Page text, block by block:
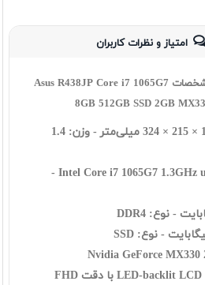
امتیاز و نظرات کاربران
لپ تاپ ایسوس R438JP با مشخصات Asus R438JP Core i7 1065G7
8GB 512GB SSD 2GB
ابعاد: 19.1 × 215 × 324 میلی‌متر - وزن: 1.4
Intel Core i7 1065G7 1.3GHz up to 3.9GHz -
14 اينچ از نوع LED-backlit LCD با دقت FHD